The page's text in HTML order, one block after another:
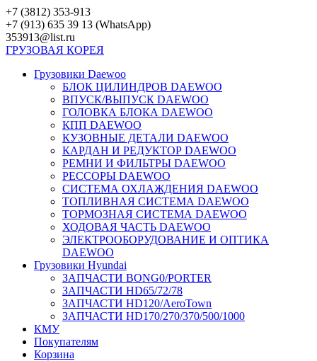
Перейти
к
контенту
+7 (3812) 353-913
+7 (913) 635 39 13 (WhatsApp)
353913@list.ru
ГРУЗОВАЯ КОРЕЯ
Грузовики Daewoo
БЛОК ЦИЛИНДРОВ DAEWOO
ВПУСК/ВЫПУСК DAEWOO
ГОЛОВКА БЛОКА DAEWOO
КПП DAEWOO
КУЗОВНЫЕ ДЕТАЛИ DAEWOO
КАРДАН И РЕДУКТОР DAEWOO
РЕМНИ И ФИЛЬТРЫ DAEWOO
РЕССОРЫ DAEWOO
СИСТЕМА ОХЛАЖДЕНИЯ DAEWOO
ТОПЛИВНАЯ СИСТЕМА DAEWOO
ТОРМОЗНАЯ СИСТЕМА DAEWOO
ХОДОВАЯ ЧАСТЬ DAEWOO
ЭЛЕКТРООБОРУДОВАНИЕ И ОПТИКА
DAEWOO
Грузовики Hyundai
ЗАПЧАСТИ BONG0/PORTER
ЗАПЧАСТИ HD65/72/78
ЗАПЧАСТИ HD120/AeroTown
ЗАПЧАСТИ HD170/270/370/500/1000
КМУ
Покупателям
Корзина